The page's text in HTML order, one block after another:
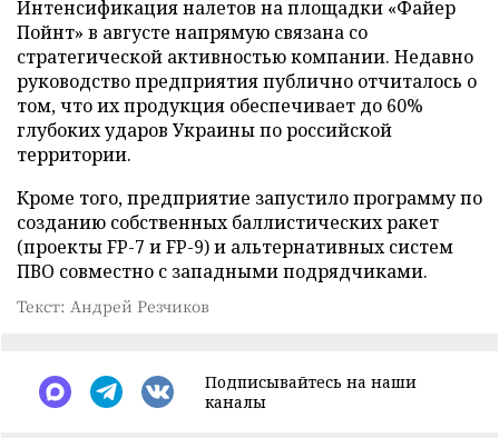
Интенсификация налетов на площадки «Файер
Пойнт» в августе напрямую связана со
стратегической активностью компании. Недавно
руководство предприятия публично отчиталось о
том, что их продукция обеспечивает до 60%
глубоких ударов Украины по российской
территории.
Кроме того, предприятие запустило программу по
созданию собственных баллистических ракет
(проекты FP-7 и FP-9) и альтернативных систем
ПВО совместно с западными подрядчиками.
Текст: Андрей Резчиков
Подписывайтесь на наши
каналы